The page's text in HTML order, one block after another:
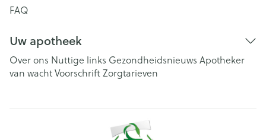
FAQ
Uw apotheek
Over ons Nuttige links Gezondheidsnieuws Apotheker
van wachtVoorschriftZorgtarieven